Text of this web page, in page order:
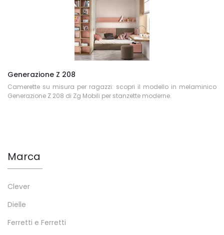
Generazione Z 208
Camerette su misura per ragazzi: scopri il modello in melaminico
Generazione Z 208 di Zg Mobili per stanzette moderne.
Marca
Clever
Dielle
Ferretti e Ferretti